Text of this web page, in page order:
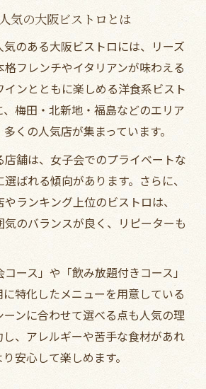
気の大阪ビストロとは
のある大阪ビストロには、リーズ
フレンチやイタリアンが味わえる
ンとともに楽しめる洋食系ビスト
梅田・北新地・福島などのエリア
くの人気店が集まっています。
舗は、女子会でのプライベートな
ばれる傾向があります。さらに、
ランキング上位のビストロは、
のバランスが良く、リピーターも
ース」や「飲み放題付きコース」
特化したメニューを用意している
ンに合わせて選べる点も人気の理
、アレルギーや苦手な食材があれ
安心して楽しめます。